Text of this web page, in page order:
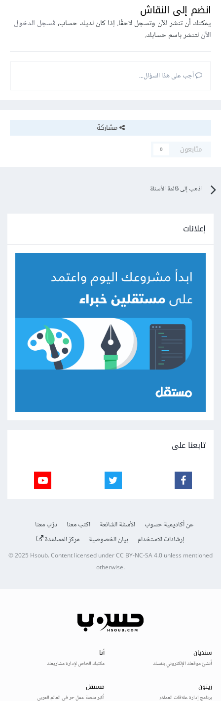
انضم إلى النقاش
يمكنك أن تنشر الآن وتسجل لاحقًا. إذا كان لديك حساب،فسجل الدخول
الآنلتنشر باسم حسابك.
أجب على هذا السؤال...
مشاركة
متابعون
0
اذهب إلى قائمة الأسئلة
إعلانات
تابعنا على
عن أكاديمية حسوب الأسئلة الشائعة اكتب معنا
درّب معنا
إرشادات الاستخدام
بيان الخصوصية مركز المساعدة
© 2025Hsoub.Content licensed underCC BY-NC-SA 4.0unless mentioned
otherwise.